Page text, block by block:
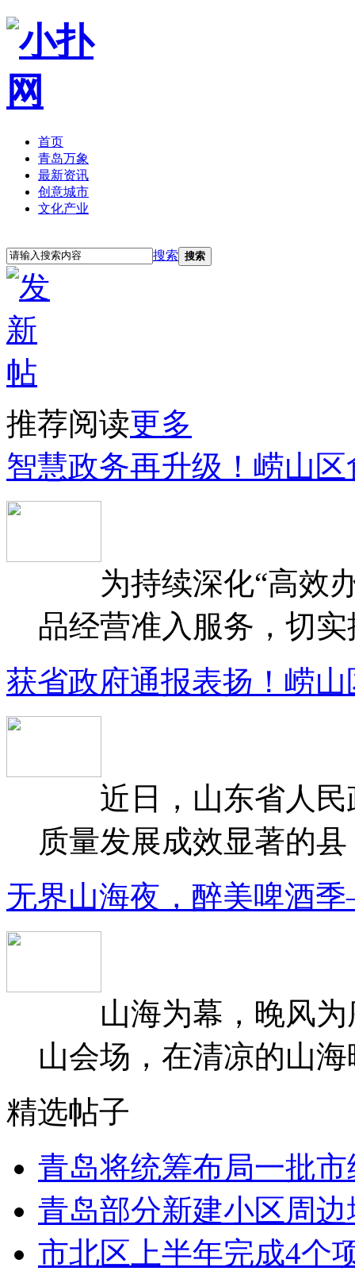
首页
青岛万象
最新资讯
创意城市
文化产业
搜索 搜索
推荐阅读更多
智慧政务再升级！崂山
为持续深化“高效办
品经营准入服务，切
获省政府通报表扬！崂
近日，山东省人民
质量发展成效显著的
无界山海夜，醉美啤酒
山海为幕，晚风为
山会场，在清凉的山
精选帖子
青岛将统筹布局一批市
青岛部分新建小区周
市北区上半年完成4个